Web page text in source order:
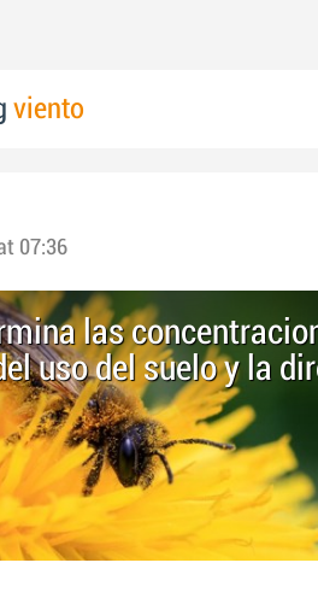
viento
07:36
las
uso del suelo y la